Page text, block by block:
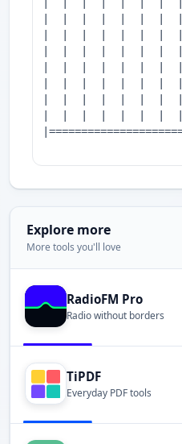
Explore more
More tools you'll love
RadioFM Pro
Radio without borders
TiPDF
Everyday PDF tools